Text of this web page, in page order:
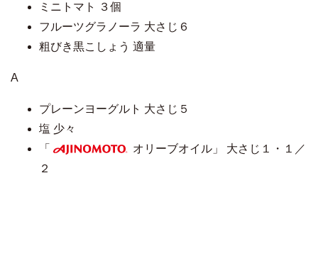
ミニトマト ３個
フルーツグラノーラ 大さじ６
粗びき黒こしょう 適量
A
プレーンヨーグルト 大さじ５
塩 少々
「
オリーブオイル」 大さじ１・１／
２